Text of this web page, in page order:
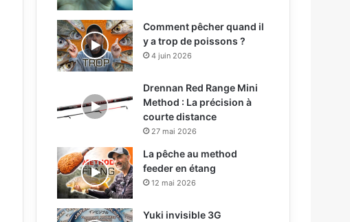
Comment pêcher quand il
y a trop de poissons ?
4 juin 2026
Drennan Red Range Mini
Method : La précision à
courte distance
27 mai 2026
La pêche au method
feeder en étang
12 mai 2026
Yuki invisible 3G